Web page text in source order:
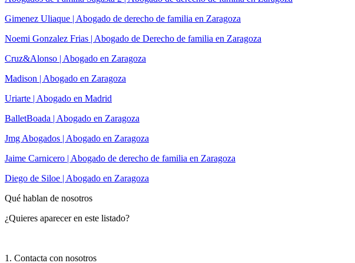
Gimenez Uliaque | Abogado de derecho de familia en Zaragoza
Noemi Gonzalez Frias | Abogado de Derecho de familia en Zaragoza
Cruz&Alonso | Abogado en Zaragoza
Madison | Abogado en Zaragoza
Uriarte | Abogado en Madrid
BalletBoada | Abogado en Zaragoza
Jmg Abogados | Abogado en Zaragoza
Jaime Carnicero | Abogado de derecho de familia en Zaragoza
Diego de Siloe | Abogado en Zaragoza
Qué hablan de nosotros
¿Quieres aparecer en este listado?
1. Contacta con nosotros